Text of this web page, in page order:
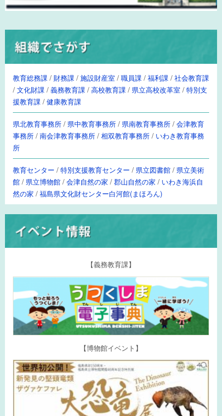
教育総務課 / 財務課 /施設財産室 /職員課 /福利課 /社会教育課
/文化財課 /義務教育課 /高校教育課 / 県立高校改革室 /特別支
援教育課 /健康教育課
県北教育事務所/ 県中教育事務所/ 県南教育事務所/会津教育
事務所/南会津教育事務所/相双教育事務所/ いわき教育事務
所
教育センター /特別支援教育センター / 県立図書館/ 県立美術
館/ 県立博物館/会津自然の家 /郡山自然の家 / いわき海浜自
然の家 /福島県文化財センター白河館(まほろん)
【義務教育課】
【博物館イベント】